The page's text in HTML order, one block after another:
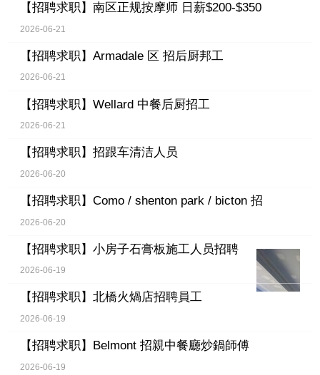
【招聘求职】 南区正规按摩师 日薪$200-$350
2026-06-21
【招聘求职】 Armadale 区 招后厨邦工
2026-06-21
【招聘求职】 Wellard 中餐后厨招工
2026-06-21
【招聘求职】 招跟车清洁人员
2026-06-20
【招聘求职】 Como / shenton park / bicton 招
2026-06-20
【招聘求职】 小房子石膏板施工人员招聘
2026-06-19
【招聘求职】 北橋火煱店招聘員工
2026-06-19
【招聘求职】 Belmont 招親中餐廳炒鍋師傅
2026-06-19